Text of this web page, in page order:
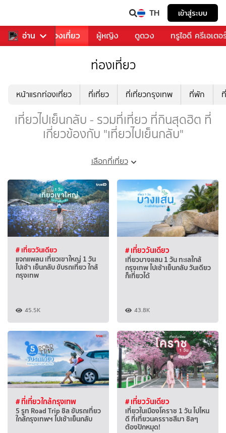
TH เข้าสู่ระบบ
อ่าน
อาหาร ท่องเที่ยว ผู้หญิง ดูดวง ทรูไอดี ครีเอเตอ
ท่องเที่ยว
หน้าแรกท่องเที่ยว ที่เที่ยว ที่เที่ยวกรุงเทพ ที่พัก
เที่ยวไปเย็นกลับ - รวมที่เที่ยว ที่กินสุดฮิต ที่
เกี่ยวข้องกับ "เที่ยวไปเย็นกลับ"
เลือกที่เที่ยว
# เที่ยววันเดียว
แจกแพลน เที่ยวเขาใหญ่ 1 วัน
ไปเช้า เย็นกลับ ขับรถเที่ยว ใกล้
กรุงเทพ
45.5K
# เที่ยววันเดียว
เที่ยวบางแสน 1 วัน ทะเลใกล้
กรุงเทพ ไปเช้าเย็นกลับ วันเดียว
ก็เที่ยวได้
43.8K
# ที่เที่ยวใกล้กรุงเทพ
5 รูท Road Trip ชิล ขับรถเที่ยว
ใกล้กรุงเทพฯ ไปเช้าเย็นกลับ
# เที่ยววันเดียว
เที่ยวในเมืองโคราช 1 วัน ไปไหน
ดี ที่เที่ยวนครราชสีมา ชิลๆ
ต้องปักหมุด!